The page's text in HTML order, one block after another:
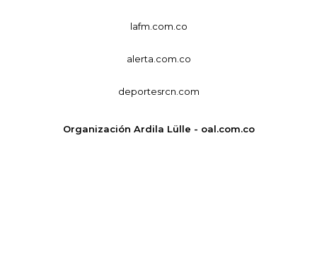
lafm.com.co
alerta.com.co
deportesrcn.com
Organización Ardila Lülle - oal.com.co